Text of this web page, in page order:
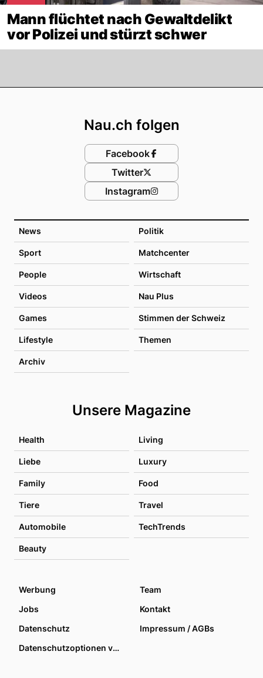
Mann flüchtet nach Gewaltdelikt
vor Polizei und stürzt schwer
News Politik
Sport Matchcenter
People Wirtschaft
Videos Nau Plus
Games Stimmen der Schweiz
Lifestyle Themen
Archiv
Unsere Magazine
Health Living
Liebe Luxury
Family Food
Tiere Travel
Automobile TechTrends
Beauty
Nau.ch folgen
Facebook
Twitter
Instagram
Werbung
Team
Jobs
Kontakt
Datenschutz
Impressum / AGBs
Datenschutzoptionen verwalten